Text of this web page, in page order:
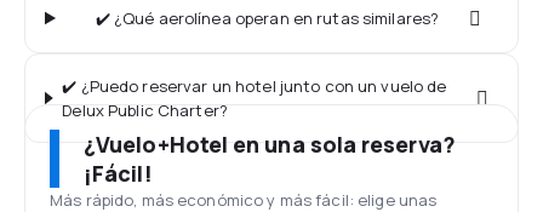
✔️ ¿Qué aerolínea operan en rutas similares?
✔️ ¿Puedo reservar un hotel junto con un vuelo de
Delux Public Charter?
¿Vuelo+Hotel en una sola reserva?
¡Fácil!
Más rápido, más económico y más fácil: elige unas